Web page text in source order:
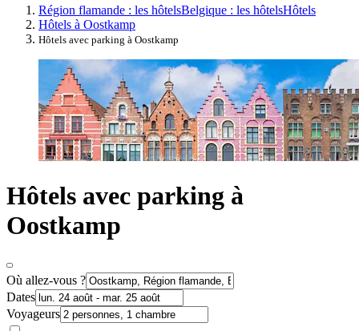
Région flamande : les hôtelsBelgique : les hôtelsHôtels
Hôtels à Oostkamp
Hôtels avec parking à Oostkamp
Hôtels avec parking à
Oostkamp
Où allez-vous ?
Dates
Voyageurs